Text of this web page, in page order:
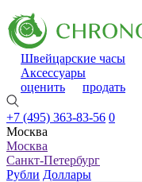
Швейцарские часы
Аксессуары
оценить
продать
+7 (495) 363-83-56 0
Москва
Москва
Санкт-Петербург
Рубли Доллары